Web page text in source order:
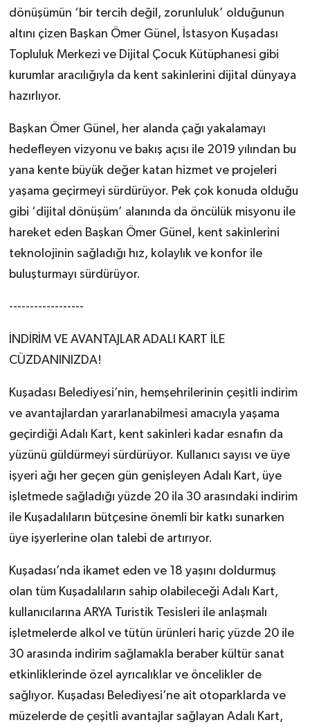
dönüşümün ‘bir tercih değil, zorunluluk’ olduğunun
altını çizen Başkan Ömer Günel, İstasyon Kuşadası
Topluluk Merkezi ve Dijital Çocuk Kütüphanesi gibi
kurumlar aracılığıyla da kent sakinlerini dijital dünyaya
hazırlıyor.
Başkan Ömer Günel, her alanda çağı yakalamayı
hedefleyen vizyonu ve bakış açısı ile 2019 yılından bu
yana kente büyük değer katan hizmet ve projeleri
yaşama geçirmeyi sürdürüyor. Pek çok konuda olduğu
gibi ‘dijital dönüşüm’ alanında da öncülük misyonu ile
hareket eden Başkan Ömer Günel, kent sakinlerini
teknolojinin sağladığı hız, kolaylık ve konfor ile
buluşturmayı sürdürüyor.
------------------
İNDİRİM VE AVANTAJLAR ADALI KART İLE
CÜZDANINIZDA!
Kuşadası Belediyesi’nin, hemşehrilerinin çeşitli indirim
ve avantajlardan yararlanabilmesi amacıyla yaşama
geçirdiği Adalı Kart, kent sakinleri kadar esnafın da
yüzünü güldürmeyi sürdürüyor. Kullanıcı sayısı ve üye
işyeri ağı her geçen gün genişleyen Adalı Kart, üye
işletmede sağladığı yüzde 20 ila 30 arasındaki indirim
ile Kuşadalıların bütçesine önemli bir katkı sunarken
üye işyerlerine olan talebi de artırıyor.
Kuşadası’nda ikamet eden ve 18 yaşını doldurmuş
olan tüm Kuşadalıların sahip olabileceği Adalı Kart,
kullanıcılarına ARYA Turistik Tesisleri ile anlaşmalı
işletmelerde alkol ve tütün ürünleri hariç yüzde 20 ile
30 arasında indirim sağlamakla beraber kültür sanat
etkinliklerinde özel ayrıcalıklar ve öncelikler de
sağlıyor. Kuşadası Belediyesi’ne ait otoparklarda ve
müzelerde de çeşitli avantajlar sağlayan Adalı Kart,